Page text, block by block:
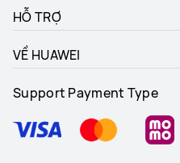
HỖ TRỢ
VỀ HUAWEI
Support Payment Type